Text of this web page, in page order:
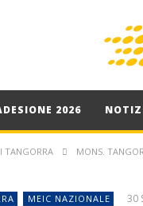
2026
TANGORRA MONS.
MEIC NAZIONALE 30